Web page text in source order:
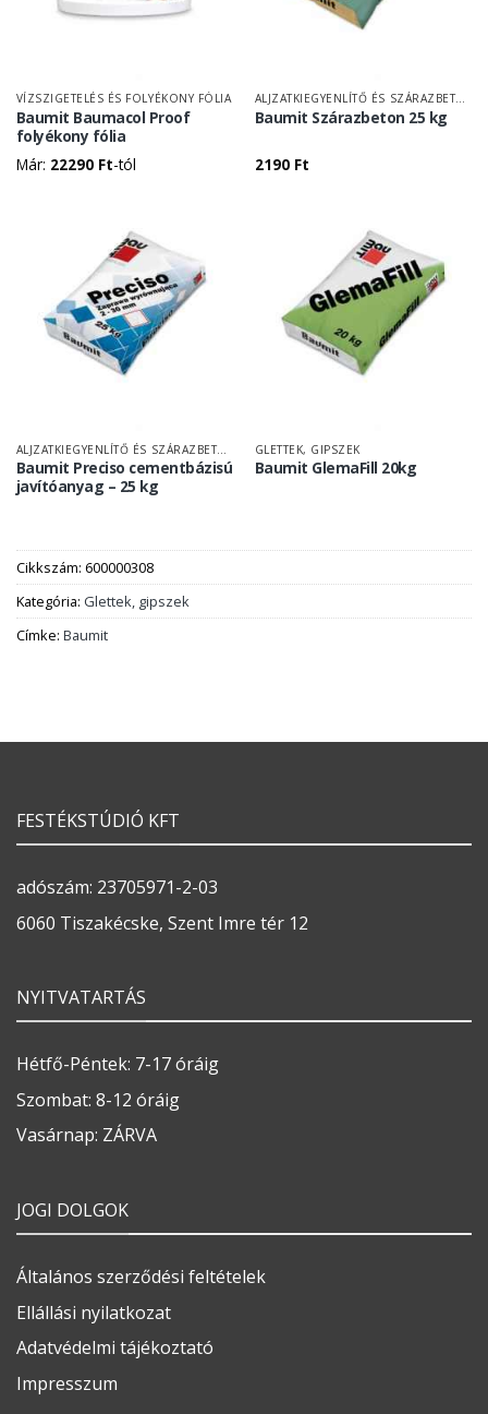
VÍZSZIGETELÉS ÉS FOLYÉKONY FÓLIA
Baumit Baumacol Proof
folyékony fólia
Már: 22290 Ft-tól
ALJZATKIEGYENLÍTŐ ÉS SZÁRAZBETON
Baumit Szárazbeton 25 kg
2190 Ft
ALJZATKIEGYENLÍTŐ ÉS SZÁRAZBETON
Baumit Preciso cementbázisú
javítóanyag – 25 kg
GLETTEK, GIPSZEK
Baumit GlemaFill 20kg
Cikkszám: 600000308
Kategória: Glettek, gipszek
Címke: Baumit
FESTÉKSTÚDIÓ KFT
adószám: 23705971-2-03
6060 Tiszakécske, Szent Imre tér 12
NYITVATARTÁS
Hétfő-Péntek: 7-17 óráig
Szombat: 8-12 óráig
Vasárnap: ZÁRVA
JOGI DOLGOK
Általános szerződési feltételek
Ellállási nyilatkozat
Adatvédelmi tájékoztató
Impresszum